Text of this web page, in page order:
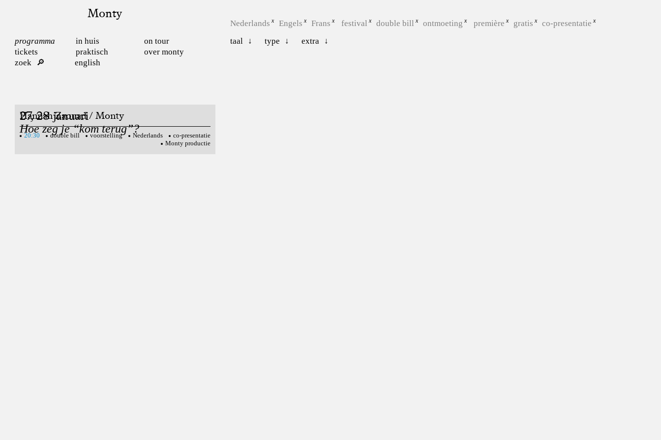
Monty
programma in huis
on tour
tickets
praktisch
over monty
zoek
english
Nederlands Engels Frans festival double bill ontmoeting première gratis
co-presentatie
taal
type extra
27, 28 januari
Hoe zeg je “kom terug”?
Hannah Zaouad / Monty
20:30 double bill voorstelling Nederlands
co-presentatie
Monty productie